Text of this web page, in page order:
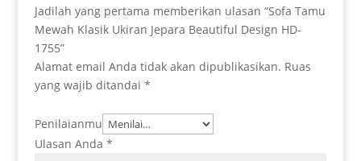
Jadilah yang pertama memberikan ulasan “Sofa Tamu
Mewah Klasik Ukiran Jepara Beautiful Design HD-
1755”
Alamat email Anda tidak akan dipublikasikan. Ruas
yang wajib ditandai *
Penilaianmu
Ulasan Anda *